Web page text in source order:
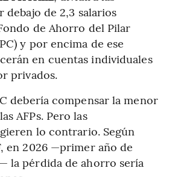
de 2,3 salarios
de Ahorro del Pilar
y por encima de ese
en cuentas individuales
privados.
debería compensar la menor
AFPs. Pero las
lo contrario. Según
en 2026 —primer año de
la pérdida de ahorro sería